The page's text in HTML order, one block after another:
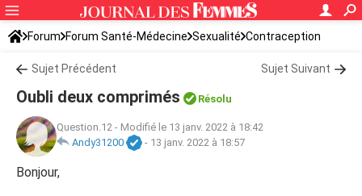
Forum Forum Santé-Médecine Sexualité Contraception
Sujet Précédent Sujet Suivant
Oubli deux comprimés Résolu
Question.12 - Modifié le 13 janv. 2022 à 18:42
Andy31200
- 13 janv. 2022 à 18:57
Bonjour,